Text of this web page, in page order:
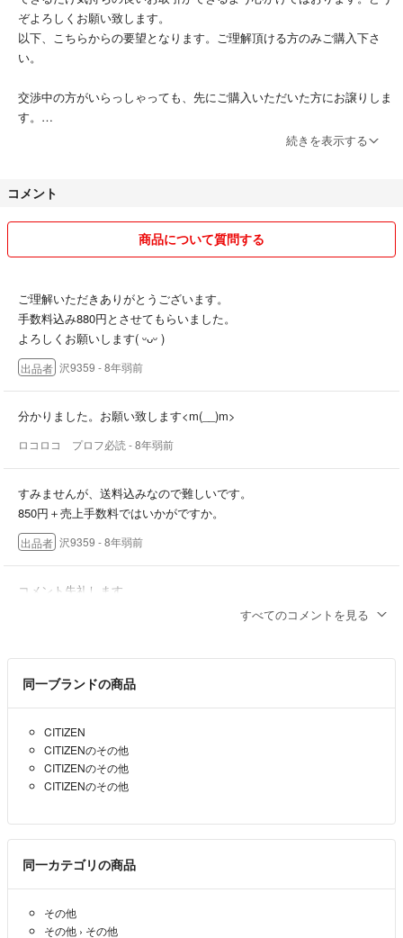
ぞよろしくお願い致します。
以下、こちらからの要望となります。ご理解頂ける方のみご購入下さ
い。
交渉中の方がいらっしゃっても、先にご購入いただいた方にお譲りしま
す。
購入前に必ず説明文、写真での現品状態の確認をお願いします！説明が
仕事の都合ですぐに発送できない場合がございます。基本1週間かかる
ものと思っていただければ幸いです。お急ぎの場合は事前にコメントで
ご確認をお願い致します。
お取り置き、専用ページの対応はしておりません。
ご購入後、支払い期限までにお支払い頂ければ構いません。また、連絡
引っ越した関係でレターパックでの発送を予定していた一部について、
普通郵便となることがあります。
不都合のある場合は、購入前にご連絡ください。よろしくお願い致しま
す。
続きを表示する
コメント
商品について質問する
ご理解いただきありがとうございます。
手数料込み880円とさせてもらいました。
よろしくお願いします( ᵕᴗᵕ )
出品者 沢9359 - 8年弱前
分かりました。お願い致します<m(__)m>
ロコロコ プロフ必読 - 8年弱前
すみませんが、送料込みなので難しいです。
850円＋売上手数料ではいかがですか。
出品者 沢9359 - 8年弱前
コメント失礼します。
ロコロコ プロフ必読- 8年弱前
すべてのコメントを見る
同一ブランドの商品
CITIZEN
CITIZENのその他
CITIZENのその他
CITIZENのその他
同一カテゴリの商品
その他
その他 › その他